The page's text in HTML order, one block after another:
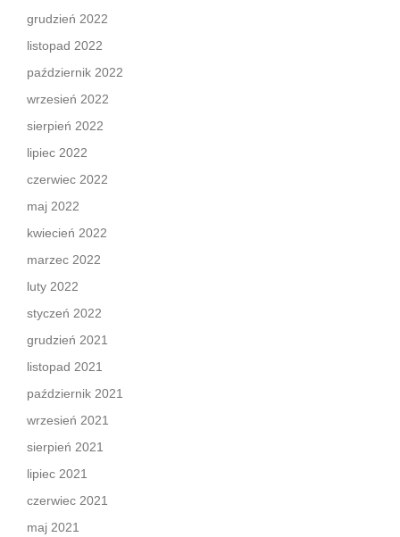
grudzień 2022
listopad 2022
październik 2022
wrzesień 2022
sierpień 2022
lipiec 2022
czerwiec 2022
maj 2022
kwiecień 2022
marzec 2022
luty 2022
styczeń 2022
grudzień 2021
listopad 2021
październik 2021
wrzesień 2021
sierpień 2021
lipiec 2021
czerwiec 2021
maj 2021